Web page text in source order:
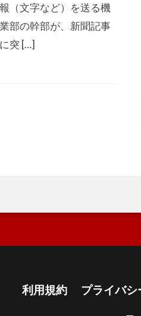
（文字など）を送る機
部の幹部が、新聞記事
突 […]
利用規約 プライバ